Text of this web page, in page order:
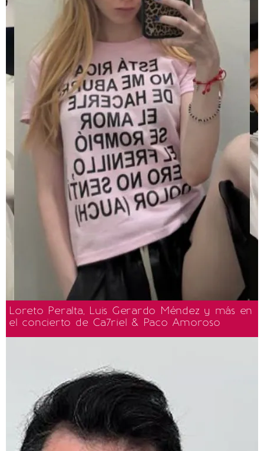
Loreto Peralta, Luis Gerardo Méndez y más en
el concierto de Ca7riel & Paco Amoroso